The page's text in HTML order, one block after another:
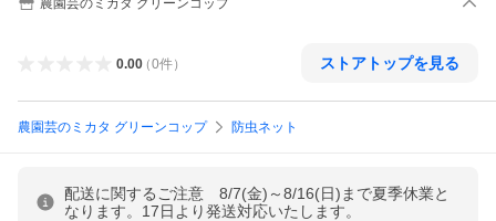
農園芸のミカタ グリーンコップ
0.00（0件） ストアトップを見る
農園芸のミカタ グリーンコップ 防虫ネット
配送に関するご注意 8/7(金)～8/16(日)まで夏季休業と
なります。17日より発送対応いたします。